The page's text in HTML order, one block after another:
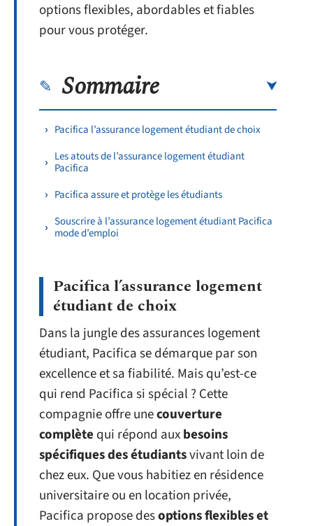
options flexibles, abordables et fiables
pour vous protéger.
Sommaire
Pacifica l’assurance logement étudiant de choix
Les atouts de l’assurance logement étudiant
Pacifica
Pacifica assure et protège les étudiants
Souscrire à l’assurance logement étudiant Pacifica
mode d’emploi
Pacifica l’assurance logement
étudiant de choix
Dans la jungle des assurances logement
étudiant, Pacifica se démarque par son
excellence et sa fiabilité. Mais qu’est-ce
qui rend Pacifica si spécial ? Cette
compagnie offre unecouverture
complète qui répond auxbesoins
spécifiques des étudiantsvivant loin de
chez eux. Que vous habitiez en résidence
universitaire ou en location privée,
Pacifica propose desoptions flexibles et